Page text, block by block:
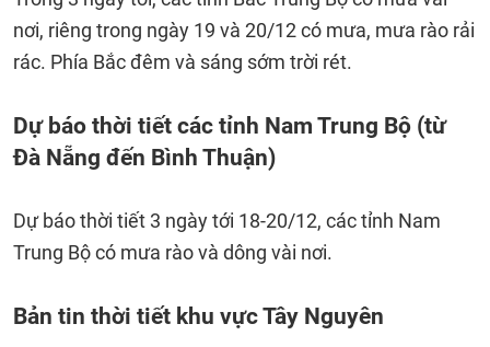
nơi, riêng trong ngày 19 và 20/12 có mưa, mưa rào rải
rác. Phía Bắc đêm và sáng sớm trời rét.
Dự báo thời tiết các tỉnh Nam Trung Bộ (từ
Đà Nẵng đến Bình Thuận)
Dự báo thời tiết 3 ngày tới 18-20/12, các tỉnh Nam
Trung Bộ có mưa rào và dông vài nơi.
Bản tin thời tiết khu vực Tây Nguyên